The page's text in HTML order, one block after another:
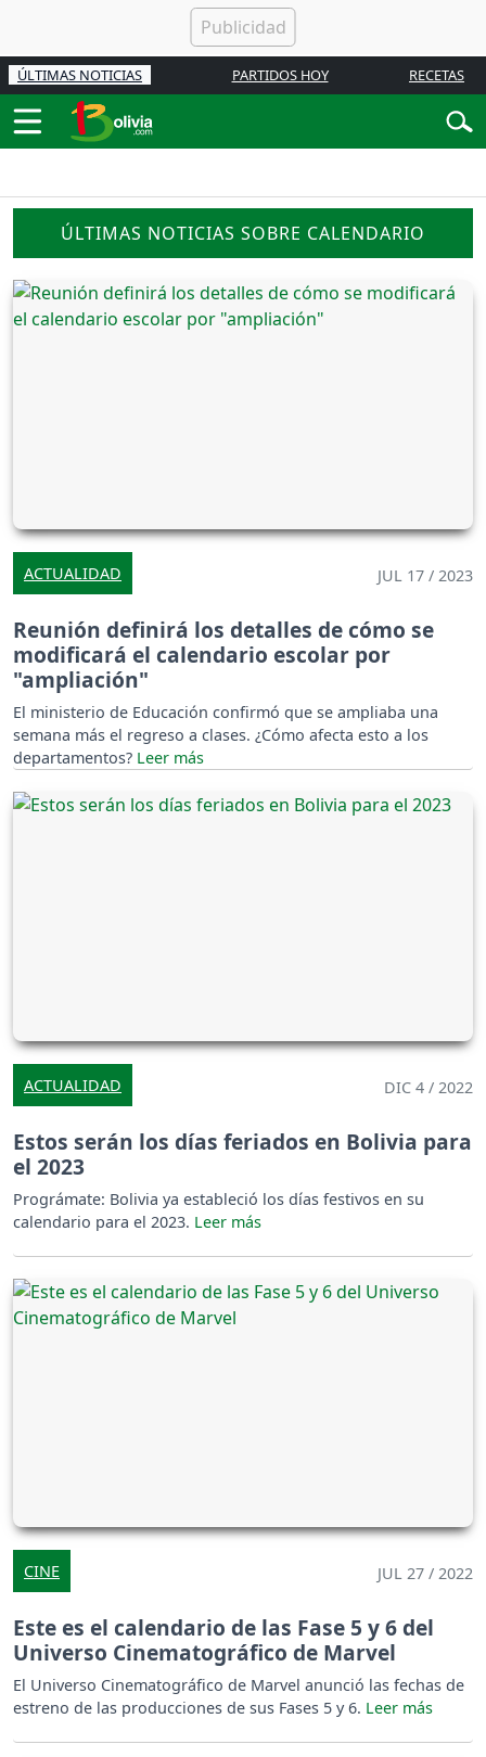
ÚLTIMAS NOTICIAS PARTIDOS HOY RECETAS
ÚLTIMAS NOTICIAS SOBRE CALENDARIO
ACTUALIDAD JUL 17 / 2023
Reunión definirá los detalles de cómo se
modificará el calendario escolar por
"ampliación"
El ministerio de Educación confirmó que se ampliaba una
semana más el regreso a clases. ¿Cómo afecta esto a los
departamentos?
ACTUALIDAD DIC 4 / 2022
Estos serán los días feriados en Bolivia para
el 2023
Prográmate: Bolivia ya estableció los días festivos en su
calendario para el 2023.
CINE JUL 27 / 2022
Este es el calendario de las Fase 5 y 6 del
Universo Cinematográfico de Marvel
El Universo Cinematográfico de Marvel anunció las fechas de
estreno de las producciones de sus Fases 5 y 6.